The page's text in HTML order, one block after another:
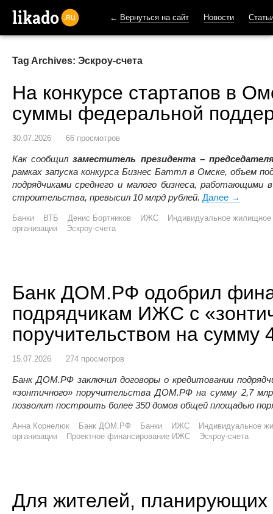
← Вернуться на сайт Новости
Tag Archives: Эскроу-счета
На конкурсе стартапов в
суммы федеральной
30.07.2026 66 просмотров
Как сообщилзаместитель президента –
рамках запуска конкурса Бизнес Баттл в Омске, объем
подрядчиками среднего и малого бизнеса, работающими
строительства, превысил 10 млрд рублей. Далее На
→
Банки ВТБ Денис Бортников ИЖС
Индивидуальное жилищное
организации
Эскроу-счета
Банк ДОМ.РФ одобрил
подрядчикам ИЖС с
поручительством на сумму
15.07.2026 274 просмотров
Банк ДОМ.РФ заключил договоры о кредитовании
«зонтичного» поручительства ДОМ.РФ на сумму 2,7
позволит построить более 350 домов общей площадью
Анна Корнелюк Банк ДОМ.РФ Банки ИЖС
Индивидуальное
организации
Проектное финансирование ИЖС Эскроу-счета
Для жителей, планирующих